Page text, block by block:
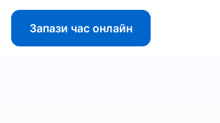
Запази час онлайн